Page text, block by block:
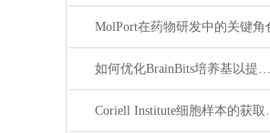
MolPort在药物研发中的关键角
如何优化BrainBits培养基以提高实验效果？
Coriell